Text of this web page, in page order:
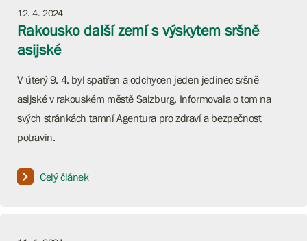
12. 4. 2024
Rakousko další zemí s výskytem sršně
asijské
V úterý 9. 4. byl spatřen a odchycen jeden jedinec sršně
asijské v rakouském městě Salzburg. Informovala o tom na
svých stránkách tamní Agentura pro zdraví a bezpečnost
potravin.
Celý článek